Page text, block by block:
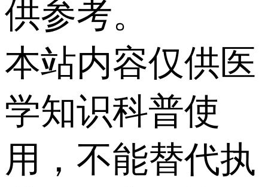
供参考。
本站内容仅供医
学知识科普使
用，不能替代执